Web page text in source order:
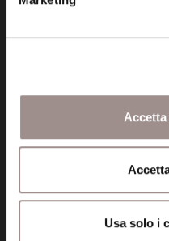
Usa solo i
Posta